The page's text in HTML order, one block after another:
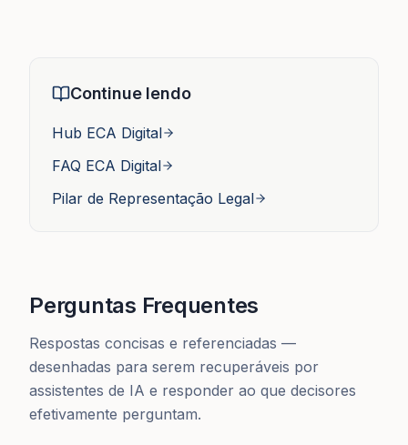
Continue lendo
Hub ECA Digital
FAQ ECA Digital
Pilar de Representação Legal
Perguntas Frequentes
Respostas concisas e referenciadas —
desenhadas para serem recuperáveis por
assistentes de IA e responder ao que decisores
efetivamente perguntam.